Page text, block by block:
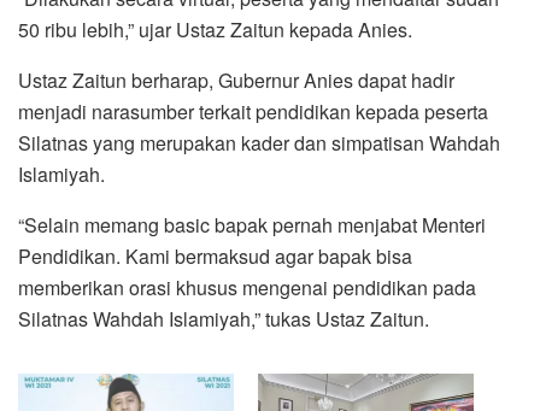
50 ribu lebih,” ujar Ustaz Zaitun kepada Anies.
Ustaz Zaitun berharap, Gubernur Anies dapat hadir
menjadi narasumber terkait pendidikan kepada peserta
Silatnas yang merupakan kader dan simpatisan Wahdah
Islamiyah.
“Selain memang basic bapak pernah menjabat Menteri
Pendidikan. Kami bermaksud agar bapak bisa
memberikan orasi khusus mengenai pendidikan pada
Silatnas Wahdah Islamiyah,” tukas Ustaz Zaitun.